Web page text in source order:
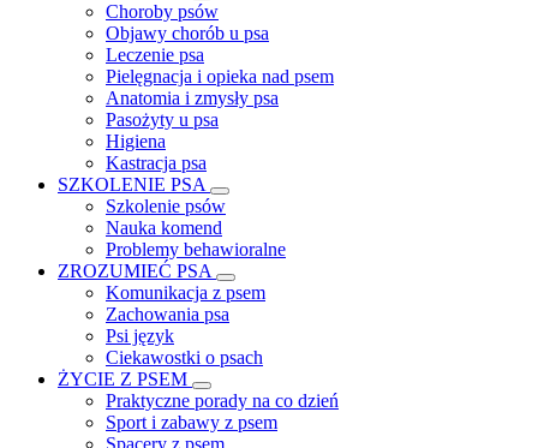
Choroby psów
Objawy chorób u psa
Leczenie psa
Pielęgnacja i opieka nad psem
Anatomia i zmysły psa
Pasożyty u psa
Higiena
Kastracja psa
SZKOLENIE PSA
Szkolenie psów
Nauka komend
Problemy behawioralne
ZROZUMIEĆ PSA
Komunikacja z psem
Zachowania psa
Psi język
Ciekawostki o psach
ŻYCIE Z PSEM
Praktyczne porady na co dzień
Sport i zabawy z psem
Spacery z psem